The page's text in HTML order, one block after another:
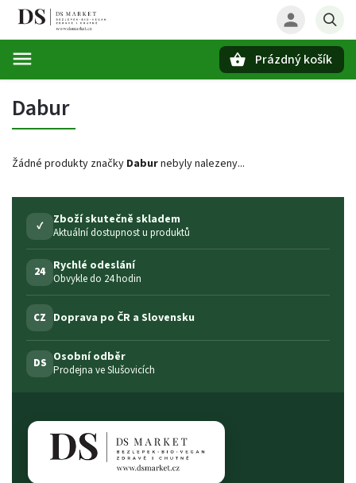
Prázdný košík
Dabur
Žádné produkty značky Daburnebyly nalezeny...
✓ Zboží skutečně skladem
Aktuální dostupnost u produktů
24 Rychlé odeslání
Obvykle do 24 hodin
CZ Doprava po ČR a Slovensku
DS Osobní odběr
Prodejna ve Slušovicích